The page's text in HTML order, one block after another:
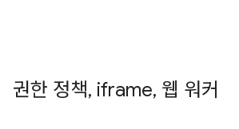
권한 정책, iframe, 웹 워커